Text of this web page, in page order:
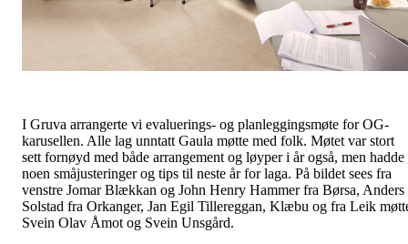
I Gruva arrangerte vi evaluerings- og planleggingsmøte for OG-
karusellen. Alle lag unntatt Gaula møtte med folk. Møtet var stort
sett fornøyd med både arrangement og løyper i år også, men hadde
noen småjusteringer og tips til neste år for laga. På bildet sees fra
venstre Jomar Blækkan og John Henry Hammer fra Børsa, Anders
Solstad fra Orkanger, Jan Egil Tillereggan, Klæbu og fra Leik
Svein Olav Åmot og Svein Unsgård.